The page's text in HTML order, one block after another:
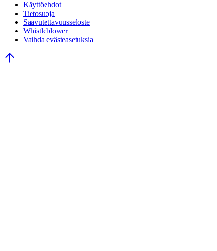
Käyttöehdot
Tietosuoja
Saavutettavuusseloste
Whistleblower
Vaihda evästeasetuksia